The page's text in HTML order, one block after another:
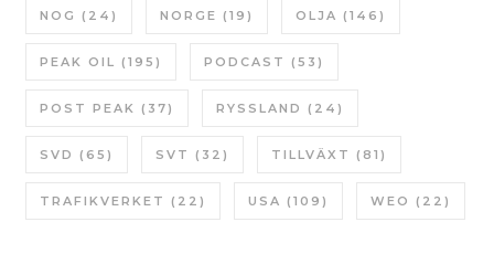
NOG (24) NORGE (19) OLJA (146)
PEAK OIL (195) PODCAST (53)
POST PEAK (37) RYSSLAND (24)
SVD (65) SVT (32) TILLVÄXT (81)
TRAFIKVERKET (22) USA (109) WEO (22)